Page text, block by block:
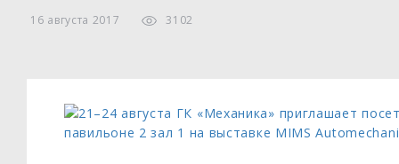
16 августа 2017 3102